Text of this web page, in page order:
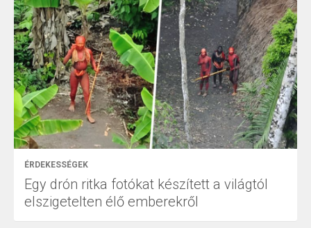
ÉRDEKESSÉGEK
Egy drón ritka fotókat készített a világtól
elszigetelten élő emberekről